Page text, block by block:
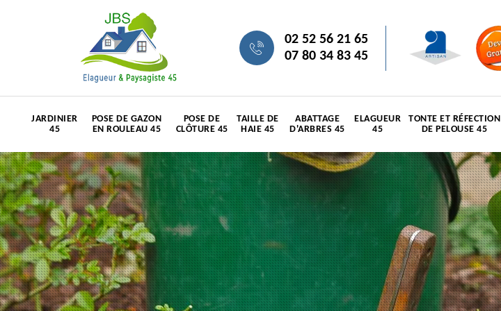
02 52 56 21 65
07 80 34 83 45
JARDINIER
45
POSE DE GAZON
EN ROULEAU 45
POSE DE
CLÔTURE 45
TAILLE DE
HAIE 45
ABATTAGE
D'ARBRES 45
ELAGUEUR
45
TONTE ET RÉFECTION
DE PELOUSE 45